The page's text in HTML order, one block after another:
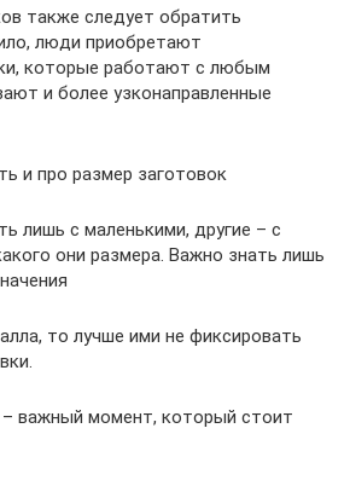
также следует обратить
люди приобретают
которые работают с любым
и более узконаправленные
и про размер заготовок
лишь с маленькими, другие – с
они размера. Важно знать лишь
то лучше ими не фиксировать
– важный момент, который стоит